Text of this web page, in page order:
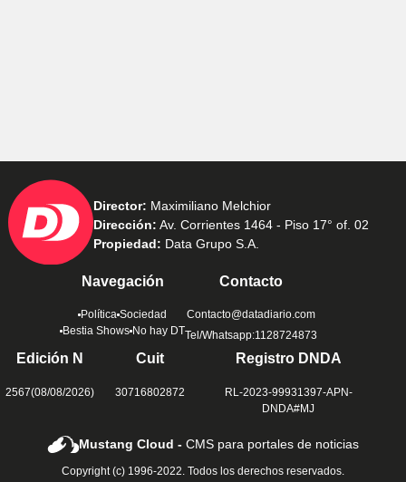
Director: Maximiliano Melchior
Dirección: Av. Corrientes 1464 - Piso 17° of. 02
Propiedad: Data Grupo S.A.
Navegación
Política Sociedad
Bestia Shows No hay DT
Contacto
Contacto@datadiario.com
Tel/Whatsapp:1128724873
Edición N
2567(08/08/2026)
Cuit
30716802872
Registro DNDA
RL-2023-99931397-APN-
DNDA#MJ
Mustang Cloud -CMS para portales de noticias
Copyright (c) 1996-2022. Todos los derechos reservados.